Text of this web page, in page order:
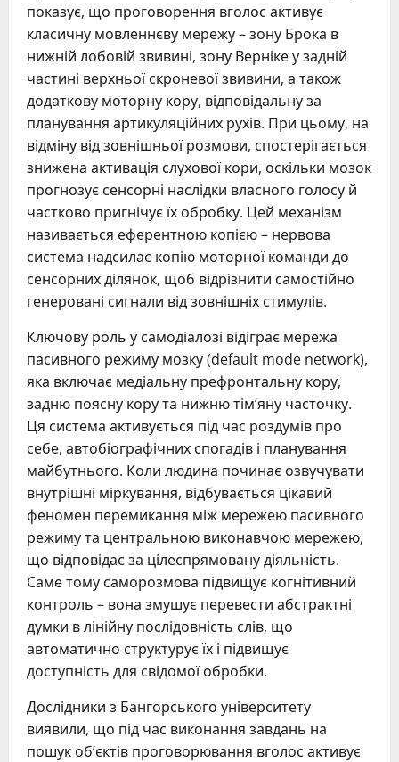
показує, що проговорення вголос активує
класичну мовленнєву мережу – зону Брока в
нижній лобовій звивині, зону Верніке у задній
частині верхньої скроневої звивини, а також
додаткову моторну кору, відповідальну за
планування артикуляційних рухів. При цьому, на
відміну від зовнішньої розмови, спостерігається
знижена активація слухової кори, оскільки мозок
прогнозує сенсорні наслідки власного голосу й
частково пригнічує їх обробку. Цей механізм
називається еферентною копією – нервова
система надсилає копію моторної команди до
сенсорних ділянок, щоб відрізнити самостійно
генеровані сигнали від зовнішніх стимулів.
Ключову роль у самодіалозі відіграє мережа
пасивного режиму мозку (default mode network),
яка включає медіальну префронтальну кору,
задню поясну кору та нижню тім’яну часточку.
Ця система активується під час роздумів про
себе, автобіографічних спогадів і планування
майбутнього. Коли людина починає озвучувати
внутрішні міркування, відбувається цікавий
феномен перемикання між мережею пасивного
режиму та центральною виконавчою мережею,
що відповідає за цілеспрямовану діяльність.
Саме тому саморозмова підвищує когнітивний
контроль – вона змушує перевести абстрактні
думки в лінійну послідовність слів, що
автоматично структурує їх і підвищує
доступність для свідомої обробки.
Дослідники з Бангорського університету
виявили, що під час виконання завдань на
пошук об’єктів проговорювання вголос активує